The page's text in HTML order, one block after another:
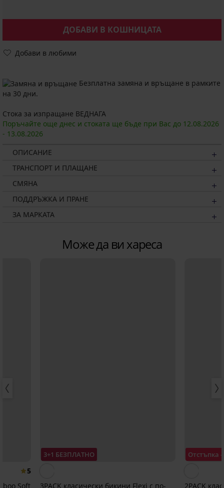
ДОБАВИ В КОШНИЦАТА
Добави в любими
Безплатна замяна и връщане в рамките
на 30 дни.
Стока за изпращане ВЕДНАГА
Поръчайте още днес и стоката ще бъде при Вас до 12.08.2026
- 13.08.2026
ОПИСАНИЕ
ТРАНСПОРТ И ПЛАЩАНЕ
СМЯНА
ПОДДРЪЖКА И ПРАНЕ
ЗА МАРКАТА
Може да ви хареса
5
Soft
3+1 БЕЗПЛАТНО
3PACK класически бикини Flexi с по-
Отстъпка -
2PACK